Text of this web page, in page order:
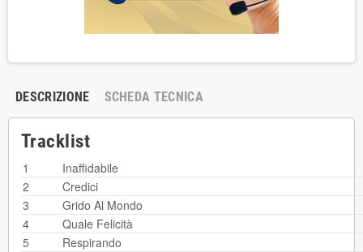
DESCRIZIONE SCHEDA TECNICA
Tracklist
1
Inaffidabile
2
Credici
3
Grido Al Mondo
4
Quale Felicità
5
Respirando